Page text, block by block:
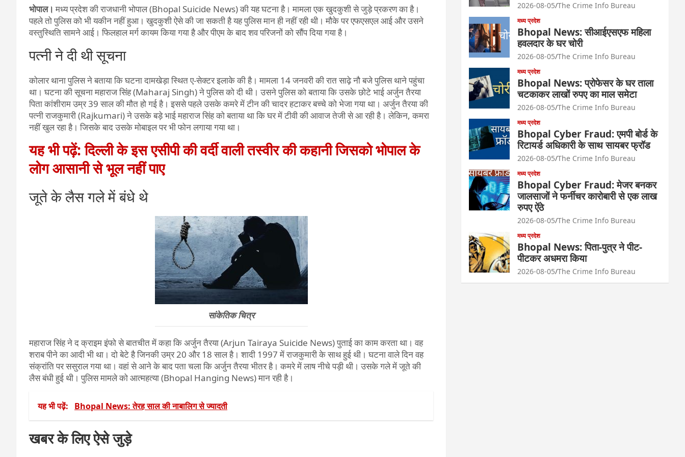
भोपाल। मध्य प्रदेश की राजधानी भोपाल (Bhopal Suicide News) की यह घटना है। मामला एक खुदकुशी से जुड़े प्रकरण का है।
पहले तो पुलिस को भी यकीन नहीं हुआ। खुदकुशी ऐसे की जा सकती है यह पुलिस मान ही नहीं रही थी। मौके पर एफएसएल आई और उसने
वस्तुस्थिति सामने आई। फिलहाल मर्ग कायम किया गया है और पीएम के बाद शव परिजनों को सौंप दिया गया है।
पत्नी ने दी थी सूचना
कोलार थाना पुलिस ने बताया कि घटना दामखेड़ा स्थित ए-सेक्टर इलाके की है। मामला 14 जनवरी की रात साढ़े नौ बजे पुलिस थाने पहुंचा
था। घटना की सूचना महाराज सिंह (Maharaj Singh) ने पुलिस को दी थी। उसने पुलिस को बताया कि उसके छोटे भाई अर्जुन तैरया
पिता कांशीराम उम्र 39 साल की मौत हो गई है। इससे पहले उसके कमरे में टीन की चादर हटाकर बच्चे को भेजा गया था। अर्जुन तैरया की
पत्नी राजकुमारी (Rajkumari) ने उसके बड़े भाई महाराज सिंह को बताया था कि घर में टीवी की आवाज तेजी से आ रही है। लेकिन, कमरा
नहीं खुल रहा है। जिसके बाद उसके मोबाइल पर भी फोन लगाया गया था।
यह भी पढ़ें: दिल्ली के इस एसीपी की वर्दी वाली तस्वीर की कहानी जिसको भोपाल के
लोग आसानी से भूल नहीं पाए
जूते के लैस गले में बंधे थे
सांकेतिक चित्र
महाराज सिंह ने द क्राइम इंफो से बातचीत में कहा कि अर्जुन तैरया (Arjun Tairaya Suicide News) पुताई का काम करता था। वह
शराब पीने का आदी भी था। दो बेटे है जिनकी उम्र 20 और 18 साल है। शादी 1997 में राजकुमारी के साथ हुई थी। घटना वाले दिन वह
संक्रांति पर ससुराल गया था। वहां से आने के बाद पता चला कि अर्जुन तैरया भीतर है। कमरे में लाष नीचे पड़ी थी। उसके गले में जूते की
लैस बंधी हुई थी। पुलिस मामले को आत्महत्या (Bhopal Hanging News) मान रही है।
यह भी पढ़ें: Bhopal News: तेरह साल की नाबालिग से ज्यादती
खबर के लिए ऐसे जुड़े
2026-08-05 The Crime Info Bureau
मध्य प्रदेश
Bhopal News: सीआईएसएफ महिला
हवलदार के घर चोरी
2026-08-05 The Crime Info Bureau
मध्य प्रदेश
Bhopal News: प्रोफेसर के घर ताला
चटकाकर लाखों रुपए का माल समेटा
2026-08-05 The Crime Info Bureau
मध्य प्रदेश
Bhopal Cyber Fraud: एमपी बोर्ड के
रिटायर्ड अधिकारी के साथ सायबर फ्रॉड
2026-08-05 The Crime Info Bureau
मध्य प्रदेश
Bhopal Cyber Fraud: मेजर बनकर
जालसाजों ने फर्नीचर कारोबारी से एक लाख
रुपए ऐंठे
2026-08-05 The Crime Info Bureau
मध्य प्रदेश
Bhopal News: पिता-पुत्र ने पीट-
पीटकर अधमरा किया
2026-08-05 The Crime Info Bureau